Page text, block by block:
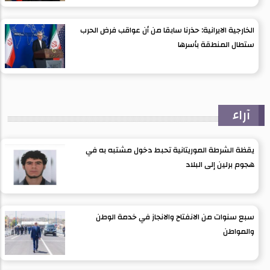
الخارجية الايرانية: حذرنا سابقا من أن عواقب فرض الحرب
ستطال المنطقة بأسرها
آراء
يقظة الشرطة الموريتانية تحبط دخول مشتبه به في
هجوم برلين إلى البلاد
سبع سنوات من الانفتاح والانجاز في خدمة الوطن
والمواطن